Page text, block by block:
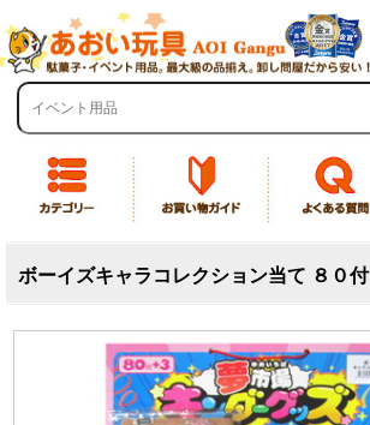
ボーイズキャラコレクション当て ８０付